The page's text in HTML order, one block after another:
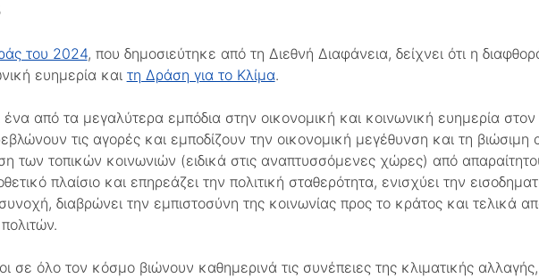
του 2024, που δημοσιεύτηκε από τη Διεθνή Διαφάνεια, δείχνει ότι η
ευημερία και τη Δράση για το Κλίμα.
από τα μεγαλύτερα εμπόδια στην οικονομική και κοινωνική ευημερία
τις αγορές και εμποδίζουν την οικονομική μεγέθυνση και τη βιώσιμη
των τοπικών κοινωνιών (ειδικά στις αναπτυσσόμενες χώρες) από
πλαίσιο και επηρεάζει την πολιτική σταθερότητα, ενισχύει την
διαβρώνει την εμπιστοσύνη της κοινωνίας προς το κράτος και τελικά
σε όλο τον κόσμο βιώνουν καθημερινά τις συνέπειες της κλιματικής αλλαγής,